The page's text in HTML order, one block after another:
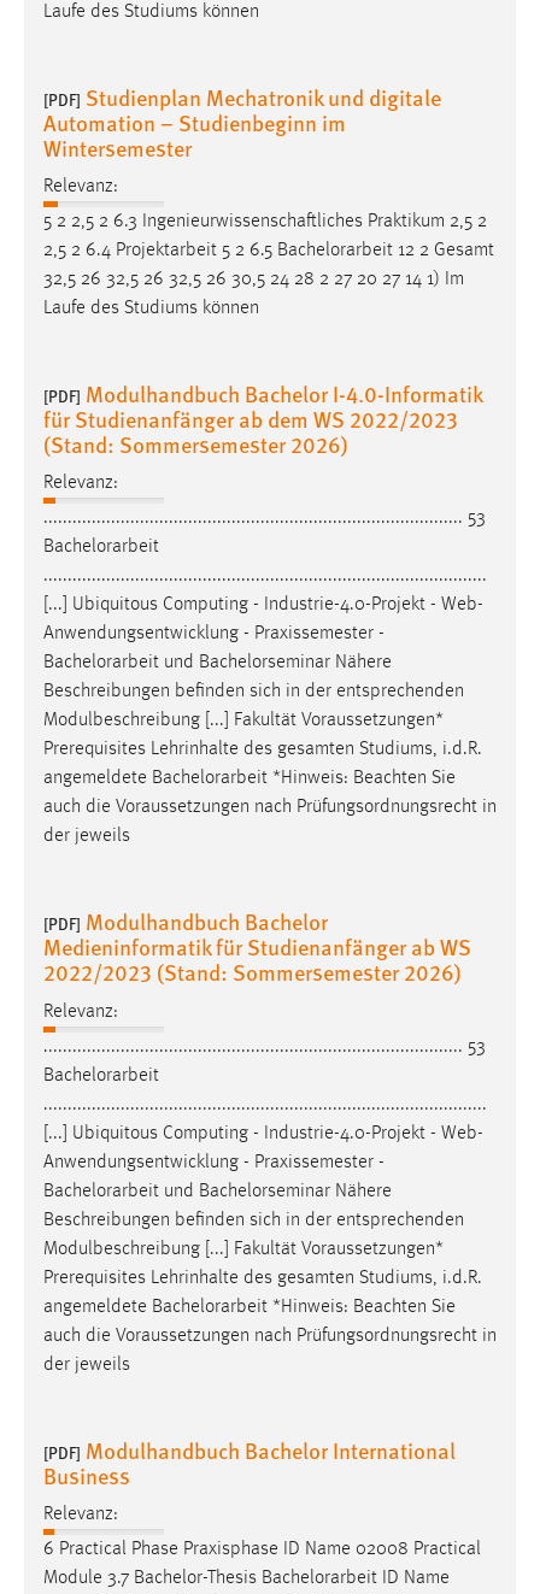
Laufe des Studiums können
[PDF] Studienplan Mechatronik und digitale
Automation – Studienbeginn im
Wintersemester
Relevanz:
5 2 2,5 2 6.3 Ingenieurwissenschaftliches Praktikum 2,5 2
2,5 2 6.4 Projektarbeit 5 2 6.5 Bachelorarbeit 12 2 Gesamt
32,5 26 32,5 26 32,5 26 30,5 24 28 2 27 20 27 14 1) Im
Laufe des Studiums können
[PDF] Modulhandbuch Bachelor I-4.0-Informatik
für Studienanfänger ab dem WS 2022/2023
(Stand: Sommersemester 2026)
Relevanz:
....................................................................................... 53
Bachelorarbeit
............................................................................................
[...] Ubiquitous Computing - Industrie-4.0-Projekt - Web-
Anwendungsentwicklung - Praxissemester -
Bachelorarbeit und Bachelorseminar Nähere
Beschreibungen befinden sich in der entsprechenden
Modulbeschreibung [...] Fakultät Voraussetzungen*
Prerequisites Lehrinhalte des gesamten Studiums, i.d.R.
angemeldete Bachelorarbeit *Hinweis: Beachten Sie
auch die Voraussetzungen nach Prüfungsordnungsrecht in
der jeweils
[PDF] Modulhandbuch Bachelor
Medieninformatik für Studienanfänger ab WS
2022/2023 (Stand: Sommersemester 2026)
Relevanz:
....................................................................................... 53
Bachelorarbeit
............................................................................................
[...] Ubiquitous Computing - Industrie-4.0-Projekt - Web-
Anwendungsentwicklung - Praxissemester -
Bachelorarbeit und Bachelorseminar Nähere
Beschreibungen befinden sich in der entsprechenden
Modulbeschreibung [...] Fakultät Voraussetzungen*
Prerequisites Lehrinhalte des gesamten Studiums, i.d.R.
angemeldete Bachelorarbeit *Hinweis: Beachten Sie
auch die Voraussetzungen nach Prüfungsordnungsrecht in
der jeweils
[PDF] Modulhandbuch Bachelor International
Business
Relevanz:
6 Practical Phase Praxisphase ID Name 02008 Practical
Module 3.7 Bachelor-Thesis Bachelorarbeit ID Name